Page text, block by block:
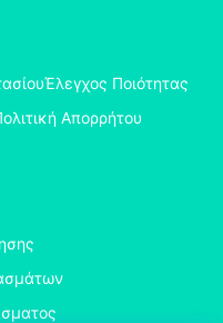
Έλεγχος Ποιότητας
Απορρήτου